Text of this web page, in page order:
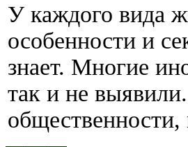
У каждого вида
особенности и
знает. Многие
так и не